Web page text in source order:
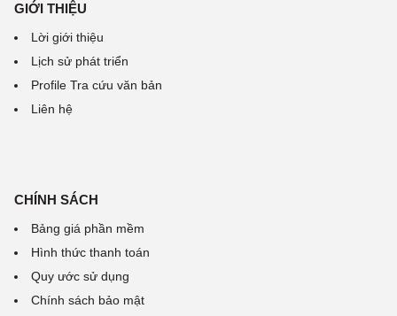
GIỚI THIỆU
Lời giới thiệu
Lịch sử phát triển
Profile Tra cứu văn bản
Liên hệ
CHÍNH SÁCH
Bảng giá phần mềm
Hình thức thanh toán
Quy ước sử dụng
Chính sách bảo mật